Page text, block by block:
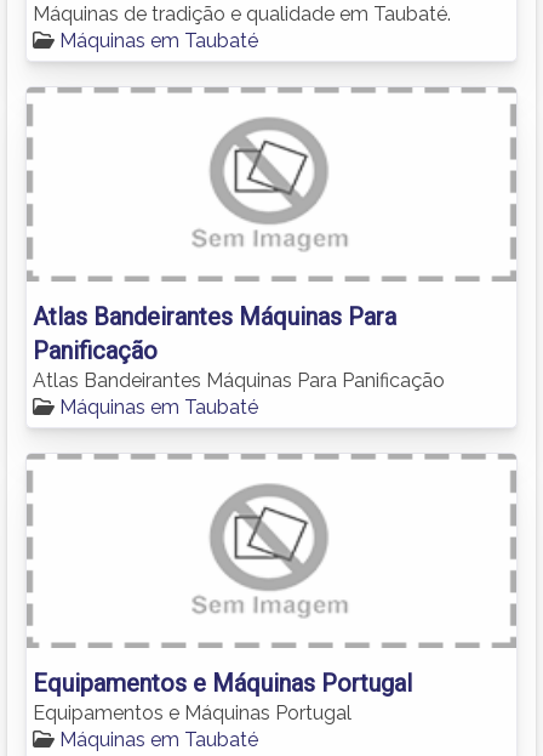
Máquinas de tradição e qualidade em Taubaté.
Máquinas em Taubaté
Atlas Bandeirantes Máquinas Para
Panificação
Atlas Bandeirantes Máquinas Para Panificação
Máquinas em Taubaté
Equipamentos e Máquinas Portugal
Equipamentos e Máquinas Portugal
Máquinas em Taubaté